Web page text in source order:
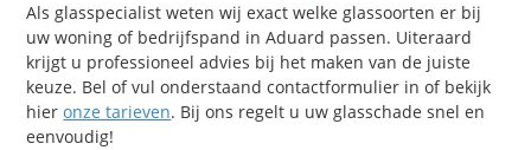
Als glasspecialist weten wij exact welke glassoorten er bij
uw woning of bedrijfspand in Aduard passen. Uiteraard
krijgt u professioneel advies bij het maken van de juiste
keuze. Bel of vul onderstaand contactformulier in of bekijk
hieronze tarieven. Bij ons regelt u uw glasschade snel en
eenvoudig!